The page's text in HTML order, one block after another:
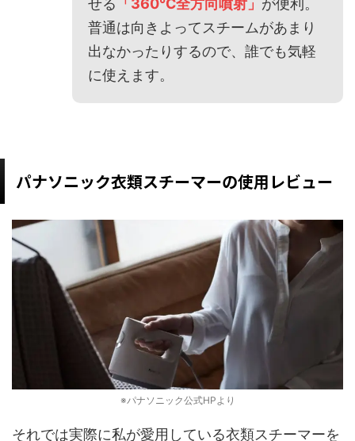
せる 「360℃全方向噴射」 が便利。
普通は向きよってスチームがあまり
出なかったりするので、誰でも気軽
に使えます。
パナソニック衣類スチーマーの使用レビュー
※パナソニック公式HPより
それでは実際に私が愛用している衣類スチーマーを